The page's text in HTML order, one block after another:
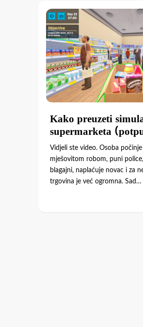
Kako preuzeti
supermarketa
Vidjeli ste video. Osoba
mješovitom robom, puni
blagajni, naplaćuje novac i za
trgovina je već ogromna. Sad…